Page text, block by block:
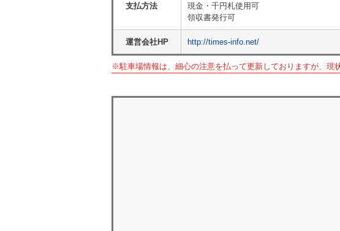
支払方法
現金・千円札使用可
領収書発行可
運営会社HP http://times-info.net/
※駐車場情報は、細心の注意を払って更新しておりますが、現